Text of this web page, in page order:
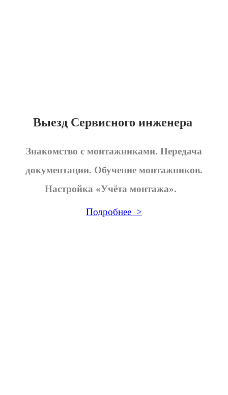
Выезд Сервисного инженера
Знакомство с монтажниками. Передача
документации. Обучение монтажников.
Настройка «Учёта монтажа».
Подробнее >